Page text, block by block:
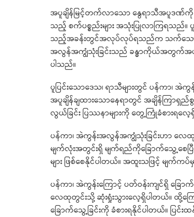
အပူချိန်မြင့်တက်လာသော နွေရာသီအပူဒဏ်
သည့် စက်ပစ္စည်းများ အသုံးပြုလာကြရသ
သည့်အခန်းတွင်အလုပ်လုပ်ရသည်က သက်သောင့်
အလွန်အကျွံသုံးခြင်းသည် ခန္ဓာကိုယ်အတွက်အပ
ပါသည်။
ပူပြင်းသောဒေသ၊ ရာသီများတွင် ပန်ကာ
အပူချိန်ချထားသောနေရာတွင် အချိန်ကြာရှည်စွ
လွယ်ခြင်း ပြဿနာများကို တွေ့ကြုံခံစားရလ
ပန်ကာ၊ အဲကွန်းအလွန်အကျွံသုံးခြင်းဟာ လေ
မျက်လုံးအတွင်းရှိ မျက်ရည်ကိုခြောက်သွေ့စေပြီ
များ ဖြစ်စေနိုင်ပါတယ်။ အထူးသဖြင့် မျက်
ပန်ကာ၊ အဲကွန်းကြောင့် ပတ်ဝန်းကျင်ရှိ ခြေ
လေထုတွင်းသို့ ဆုံးရှုံးသွားလေ့ရှိပါတယ်။ ထို့ကြေ
ခြောက်သွေ့ခြင်းကို ခံစားရနိုင်ပါတယ်။ ပြင်